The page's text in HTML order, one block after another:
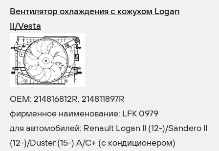
Вентилятор охлаждения с кожухом Logan
II/Vesta
OEM: 214816812R, 214811897R
фирменное наименование: LFK 0979
для автомобилей: Renault Logan II (12-)/Sandero II
(12-)/Duster (15-) A/C+ (с кондиционером)